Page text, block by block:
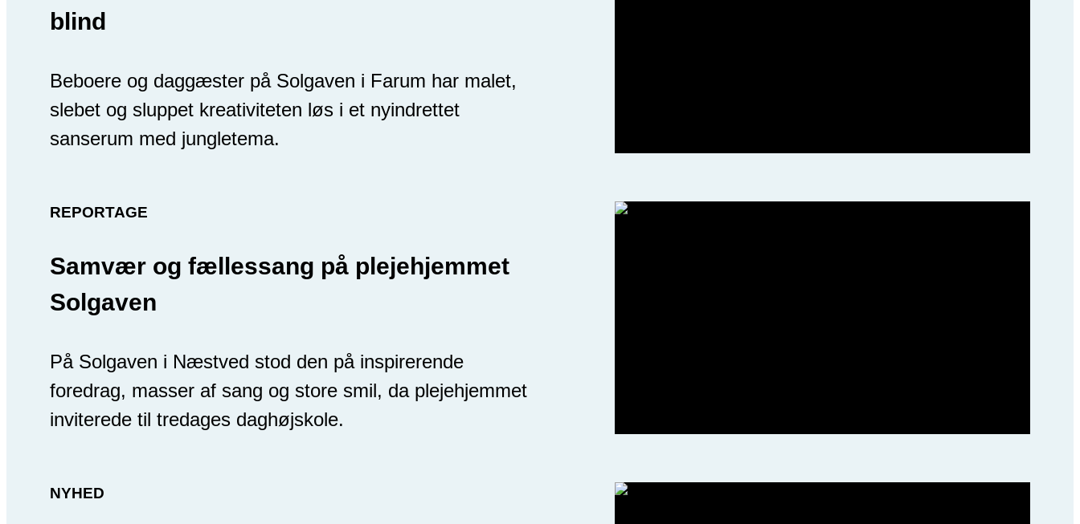
blind
Beboere og daggæster på Solgaven i Farum har malet,
slebet og sluppet kreativiteten løs i et nyindrettet
sanserum med jungletema.
REPORTAGE
Samvær og fællessang på plejehjemmet
Solgaven
På Solgaven i Næstved stod den på inspirerende
foredrag, masser af sang og store smil, da plejehjemmet
inviterede til tredages daghøjskole.
NYHED